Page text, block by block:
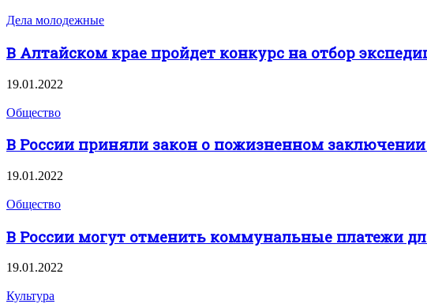
Дела молодежные
В Алтайском крае пройдет конкурс на отбор
19.01.2022
Общество
В России приняли закон о пожизненном
19.01.2022
Общество
В России могут отменить коммунальные платежи
19.01.2022
Культура